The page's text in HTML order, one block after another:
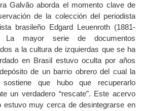
Galvão aborda el momento clave de
de la colección del periodista
brasileño Edgard Leuenroth (1881-
La mayorseriede documentos
a la cultura de izquierdas que se ha
en Brasilestuvo oculta por años
de un barrio obrero del cual la
sostiene que hubo que recuperarlo
un verdadero “rescate”. Este acervo
estuvo muy cerca de desintegrarse en